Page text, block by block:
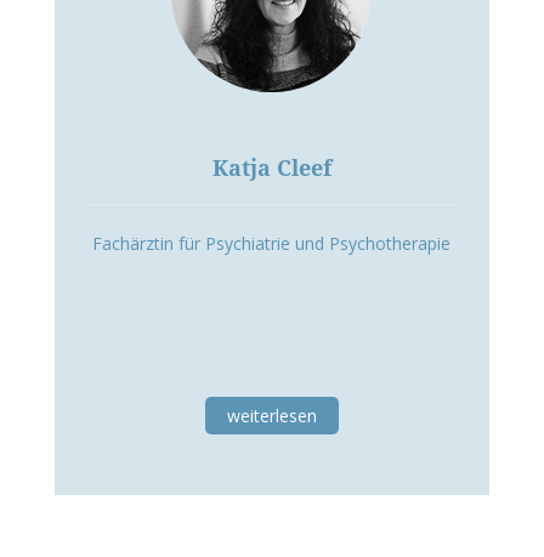
Katja Cleef
Fachärztin für Psychiatrie und Psychotherapie
weiterlesen